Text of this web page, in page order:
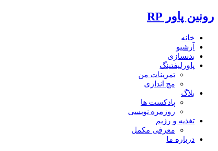
رونین پاور RP
خانه
آرشیو
بدنسازی
پاورلیفتینگ
تمرینات من
مچ اندازی
بلاگ
پادکست ها
روزمره نویسی
تغذیه و رژیم
معرفی مکمل
درباره ما